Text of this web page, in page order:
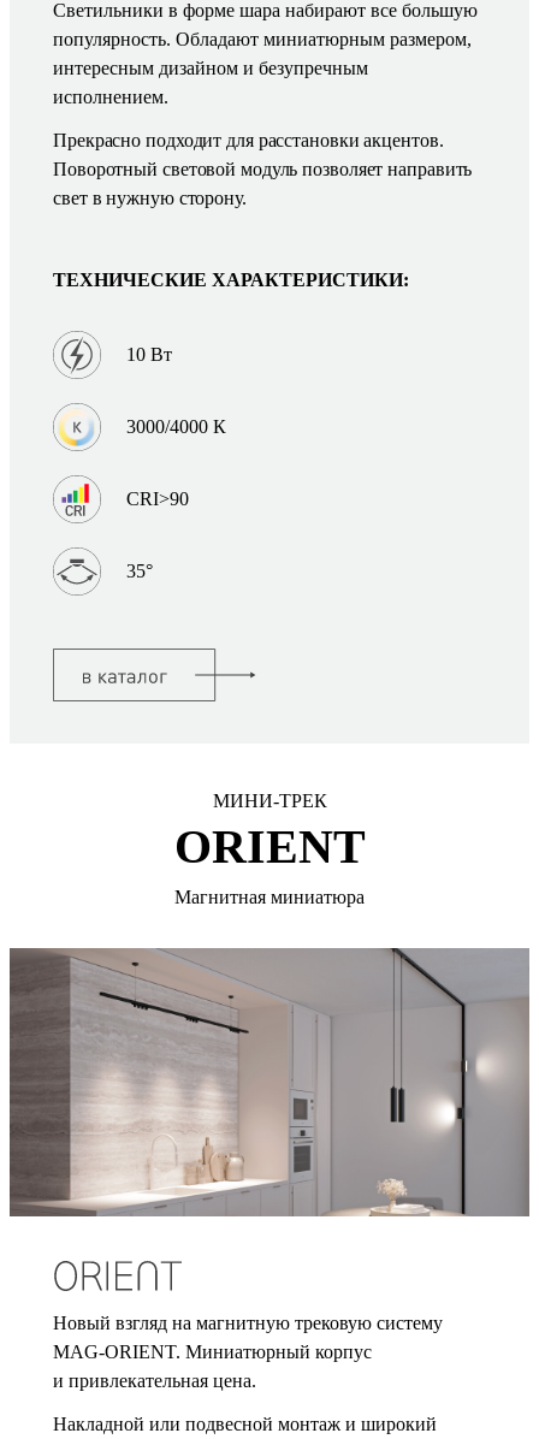
Светильники в форме шара набирают все большую
популярность. Обладают миниатюрным размером,
интересным дизайном и безупречным
исполнением.
Прекрасно подходит для расстановки акцентов.
Поворотный световой модуль позволяет направить
свет в нужную сторону.
ТЕХНИЧЕСКИЕ ХАРАКТЕРИСТИКИ:
10 Вт
3000/4000 К
CRI>90
35°
МИНИ-ТРЕК
ORIENT
Магнитная миниатюра
Новый взгляд на магнитную трековую систему
MAG-ORIENT. Миниатюрный корпус
и привлекательная цена.
Накладной или подвесной монтаж и широкий